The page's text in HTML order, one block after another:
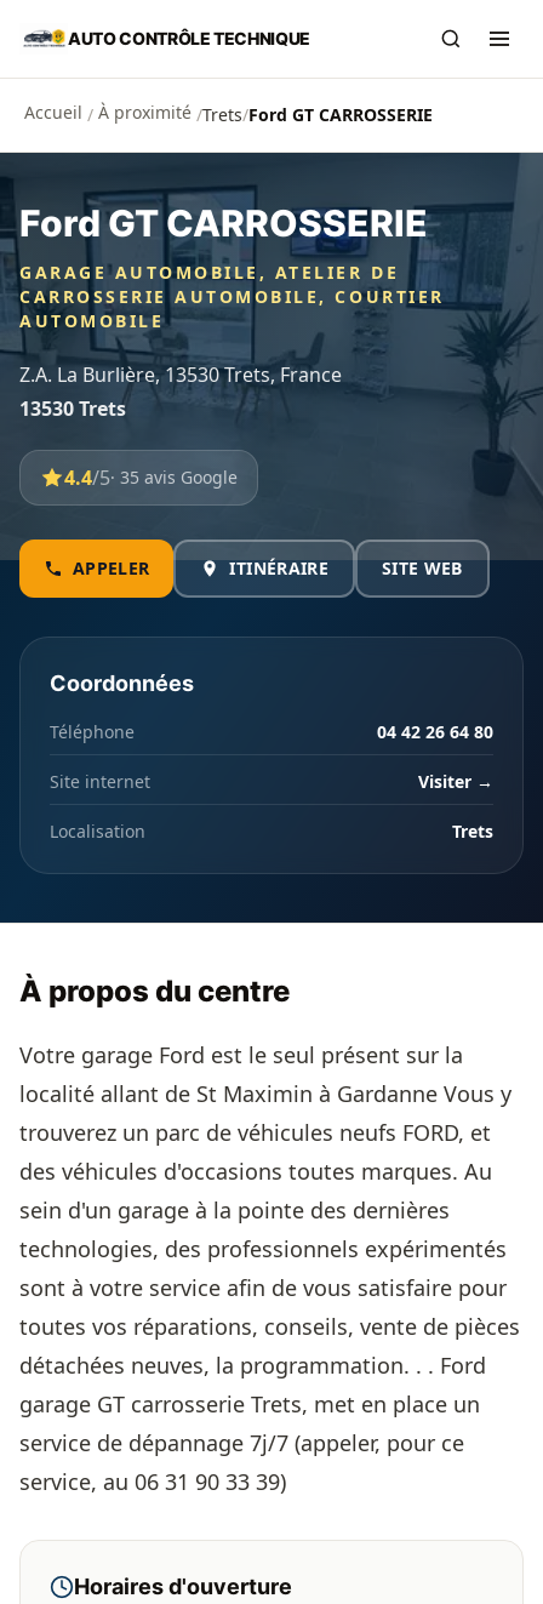
Aller au contenu principal
AUTO CONTRÔLE TECHNIQUE
Accueil / À proximité /Trets/Ford GT CARROSSERIE
Ford GT CARROSSERIE
GARAGE AUTOMOBILE, ATELIER DE
CARROSSERIE AUTOMOBILE, COURTIER
AUTOMOBILE
Z.A. La Burlière, 13530 Trets, France
13530 Trets
4.4/5· 35 avis Google
APPELER ITINÉRAIRE SITE WEB
Coordonnées
Téléphone 04 42 26 64 80
Site internet Visiter →
Localisation Trets
À propos du centre
Votre garage Ford est le seul présent sur la
localité allant de St Maximin à Gardanne Vous y
trouverez un parc de véhicules neufs FORD, et
des véhicules d'occasions toutes marques. Au
sein d'un garage à la pointe des dernières
technologies, des professionnels expérimentés
sont à votre service afin de vous satisfaire pour
toutes vos réparations, conseils, vente de pièces
détachées neuves, la programmation. . . Ford
garage GT carrosserie Trets, met en place un
service de dépannage 7j/7 (appeler, pour ce
service, au 06 31 90 33 39)
Horaires d'ouverture